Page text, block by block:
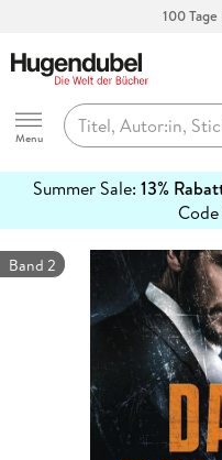
100
Hugendubel
Menu
Summer Sale: 13%
Code
erfahren
Band 2